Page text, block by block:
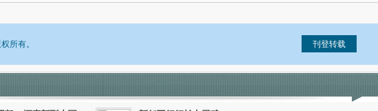
所有。
请点击右侧按钮，提交相关信息。经确认即可刊登转载。